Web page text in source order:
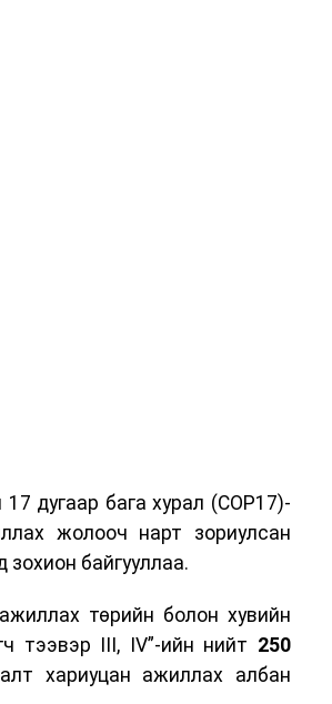
дугаар бага хурал (COP17)-
жолооч нарт зориулсан
байгууллаа.
төрийн болон хувийн
тээвэр III, IV”-ийн нийт 250
хариуцан ажиллах албан